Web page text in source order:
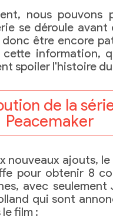
nous pouvons
se déroule avant
être encore
information,
spoiler l'histoire
de la
Peacemaker
nouveaux ajouts,
pour obtenir 8
avec seulement
qui sont
film :